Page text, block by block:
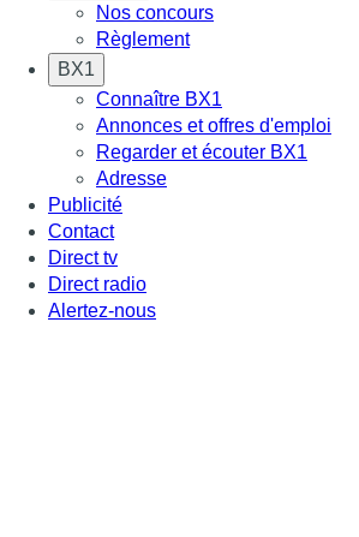
Nos concours
Règlement
BX1
Connaître BX1
Annonces et offres d'emploi
Regarder et écouter BX1
Adresse
Publicité
Contact
Direct tv
Direct radio
Alertez-nous